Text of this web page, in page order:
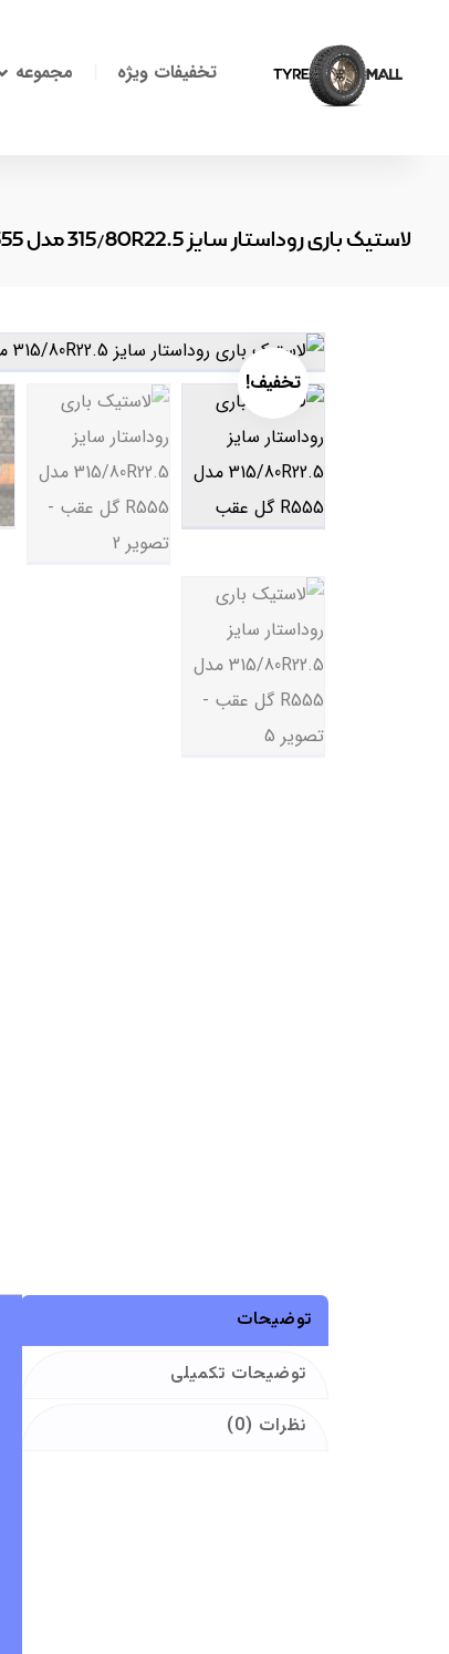
تخفیفات ویژه مجموعه
لاستیک باری روداستار سایز 315/80R22.5 مدل R555 گل عقب
تخفیف!
توضیحات
توضیحات تکمیلی
نظرات (0)